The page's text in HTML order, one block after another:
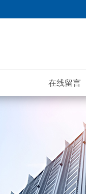
在线留言